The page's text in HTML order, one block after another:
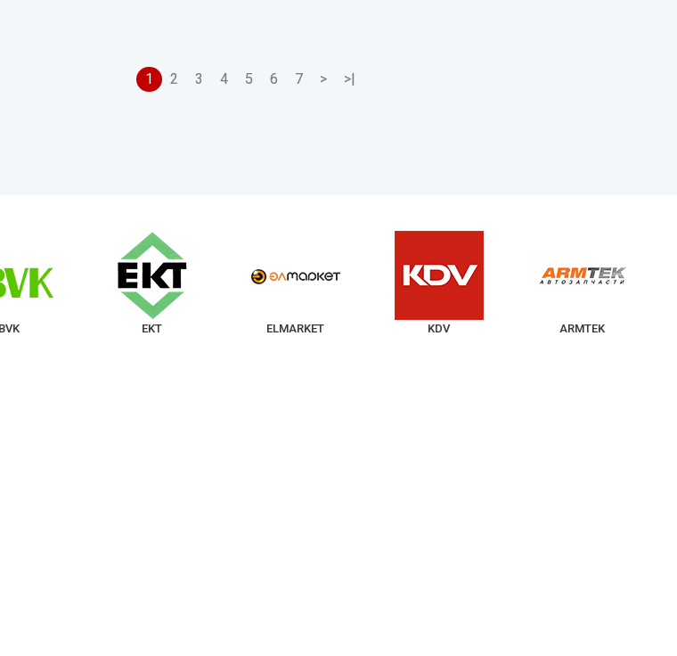
1 2 3 4 5 6 7 > >|
BVK EKT ELMARKET KDV ARMTEK